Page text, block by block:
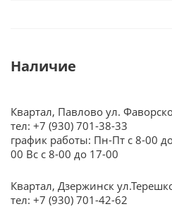
Наличие
Квартал, Павлово ул.
тел: +7 (930) 701-38-33
график работы: Пн-Пт с 8-00
00 Вс с 8-00 до 17-00
Квартал, Дзержинск
тел: +7 (930) 701-42-62